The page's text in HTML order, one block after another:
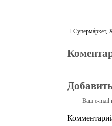
Суперма́ркет,
Ваш e-mail